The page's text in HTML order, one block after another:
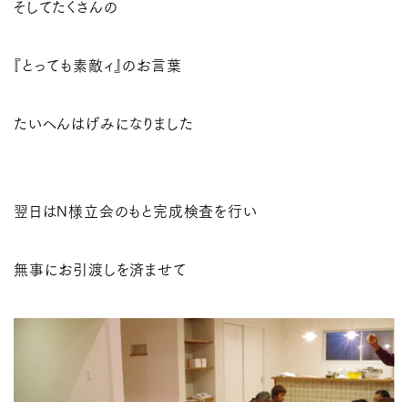
そしてたくさんの
『とっても素敵ィ』のお言葉
たいへんはげみになりました
翌日はN様立会のもと完成検査を行い
無事にお引渡しを済ませて